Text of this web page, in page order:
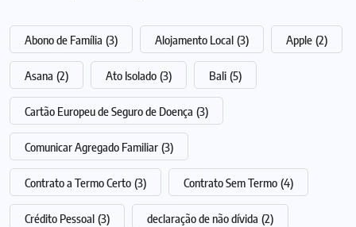
Abono de Família (3) Alojamento Local (3) Apple (2)
Asana (2) Ato Isolado (3) Bali (5)
Cartão Europeu de Seguro de Doença (3)
Comunicar Agregado Familiar (3)
Contrato a Termo Certo (3) Contrato Sem Termo (4)
Crédito Pessoal (3) declaração de não dívida (2)